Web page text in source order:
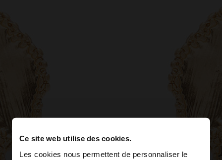
Ce site web utilise des cookies.
Les cookies nous permettent de personnaliser le